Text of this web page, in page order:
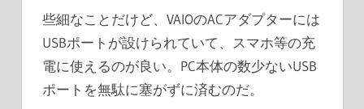
些細なことだけど、VAIOのACアダプターには
USBポートが設けられていて、スマホ等の充
電に使えるのが良い。PC本体の数少ないUSB
ポートを無駄に塞がずに済むのだ。